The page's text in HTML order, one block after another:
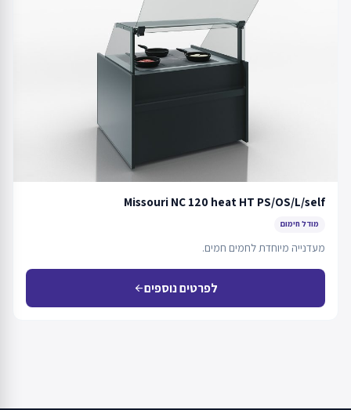
Missouri NC 120 heat HT PS/OS/L/self
מודל חימום
מעדנייה מיוחדת לחמים חמים.
לפרטים נוספיםarrow_back